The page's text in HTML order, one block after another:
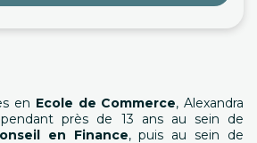
en Ecole de Commerce, Alexandra
près de 13 ans au sein de
en Finance, puis au sein de